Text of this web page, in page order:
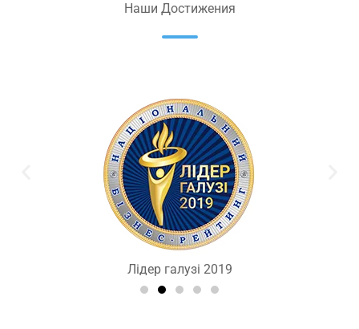
Наши Достижения
Лідер галузі 2019